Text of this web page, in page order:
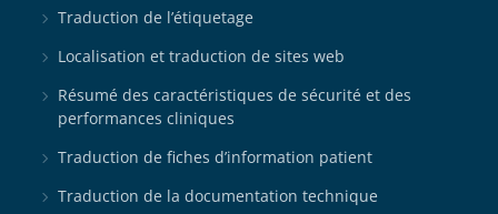
Traduction de l’étiquetage
Localisation et traduction de sites web
Résumé des caractéristiques de sécurité et des
performances cliniques
Traduction de fiches d’information patient
Traduction de la documentation technique